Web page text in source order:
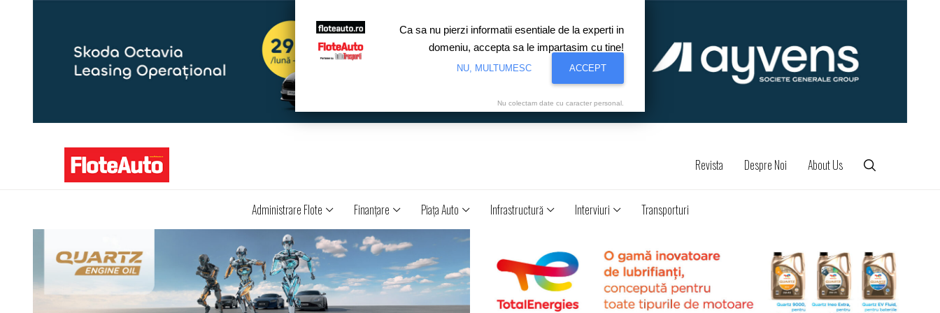
Revista Despre Noi About Us
Administrare Flote Finanţare Piaţa Auto Infrastructură Interviuri Transporturi
Ca sa nu pierzi informatii esentiale de la experti in
domeniu, accepta sa le impartasim cu tine!
NU, MULTUMESC ACCEPT
Nu colectam date cu caracter personal.